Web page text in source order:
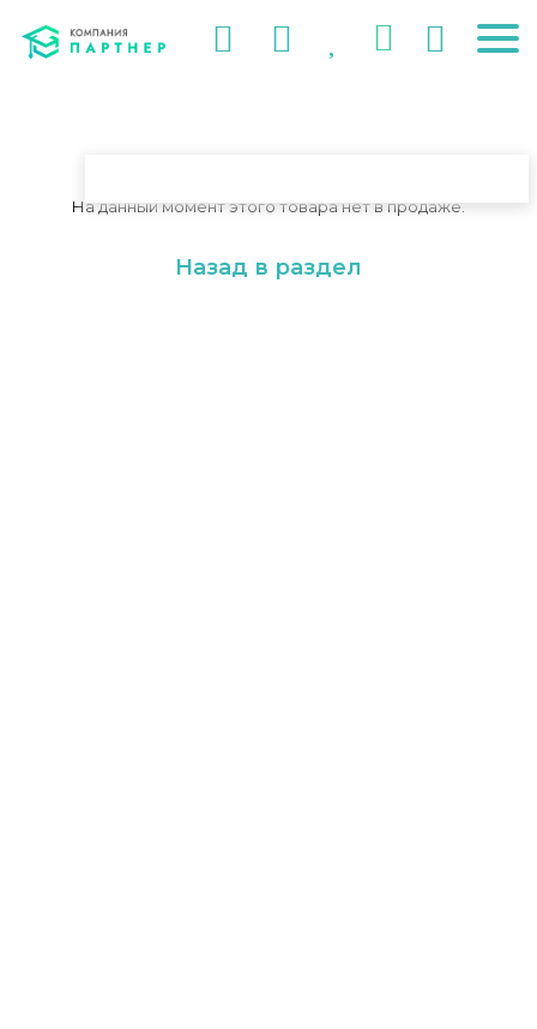
На данный момент этого товара нет в продаже.
Назад в раздел